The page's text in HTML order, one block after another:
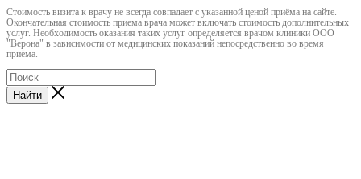
Cтоимость визита к врачу не всегда совпадает с указанной ценой приёма на сайте.
Окончательная стоимость приема врача может включать стоимость дополнительных
услуг. Необходимость оказания таких услуг определяется врачом клиники ООО
"Верона" в зависимости от медицинских показаний непосредственно во время
приёма.
Найти